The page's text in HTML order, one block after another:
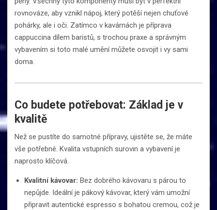
rovnováze, aby vznikl nápoj, který potěší nejen chuťové
pohárky, ale i oči. Zatímco v kavárnách je příprava
cappuccina dílem baristů, s trochou praxe a správným
vybavením si toto malé umění můžete osvojit i vy sami
doma.
Co budete potřebovat: Základ je v
kvalitě
Než se pustíte do samotné přípravy, ujistěte se, že máte
vše potřebné. Kvalita vstupních surovin a vybavení je
naprosto klíčová.
Kvalitní kávovar: Bez dobrého kávovaru s párou to
nepůjde. Ideální je pákový kávovar, který vám umožní
připravit autentické espresso s bohatou cremou, což je